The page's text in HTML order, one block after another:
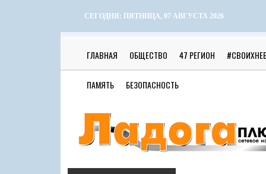
СЕГОДНЯ: ПЯТНИЦА, 07 АВГУСТА 2026
ГЛАВНАЯ ОБЩЕСТВО 47 РЕГИОН
ПАМЯТЬ БЕЗОПАСНОСТЬ